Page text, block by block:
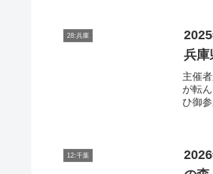
28:兵庫
兵庫
主催
が転
ひ御
12:千葉